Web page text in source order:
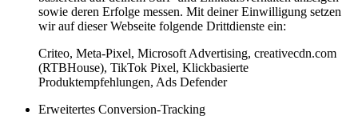
sowie deren Erfolge messen. Mit deiner Einwilligung setzen
wir auf dieser Webseite folgende Drittdienste ein:
Criteo, Meta-Pixel, Microsoft Advertising, creativecdn.com
(RTBHouse), TikTok Pixel, Klickbasierte
Produktempfehlungen, Ads Defender
Erweitertes Conversion-Tracking